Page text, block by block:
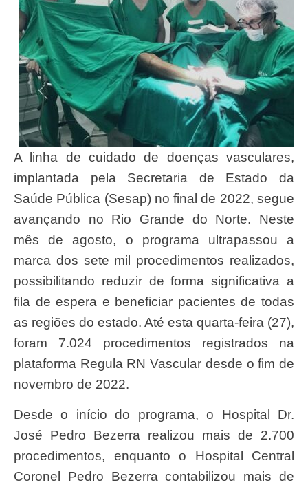
A linha de cuidado de doenças vasculares,
implantada pela Secretaria de Estado da
Saúde Pública (Sesap) no final de 2022, segue
avançando no Rio Grande do Norte. Neste
mês de agosto, o programa ultrapassou a
marca dos sete mil procedimentos realizados,
possibilitando reduzir de forma significativa a
fila de espera e beneficiar pacientes de todas
as regiões do estado. Até esta quarta-feira (27),
foram 7.024 procedimentos registrados na
plataforma Regula RN Vascular desde o fim de
novembro de 2022.
Desde o início do programa, o Hospital Dr.
José Pedro Bezerra realizou mais de 2.700
procedimentos, enquanto o Hospital Central
Coronel Pedro Bezerra contabilizou mais de